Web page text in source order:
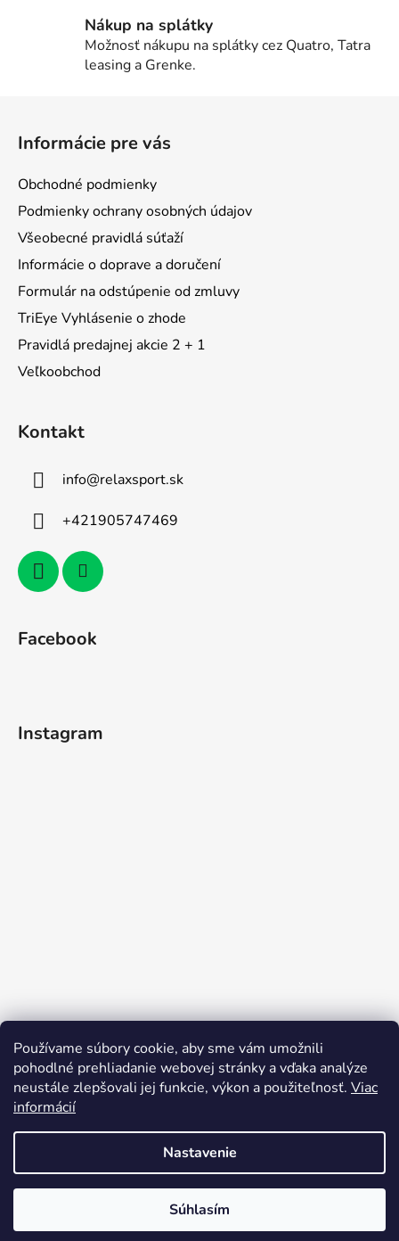
Používame súbory cookie, aby sme vám umožnili
pohodlné prehliadanie webovej stránky a vďaka analýze
neustále zlepšovali jej funkcie, výkon a použiteľnosť. Viac
informácií
Nastavenie
Súhlasím
Nákup na splátky
Možnosť nákupu na splátky cez Quatro, Tatra
leasing a Grenke.
Informácie pre vás
Obchodné podmienky
Podmienky ochrany osobných údajov
Všeobecné pravidlá súťaží
Informácie o doprave a doručení
Formulár na odstúpenie od zmluvy
TriEye Vyhlásenie o zhode
Pravidlá predajnej akcie 2 + 1
Veľkoobchod
Kontakt
info@relaxsport.sk
+421905747469
Facebook
Instagram
Sledovať na Instagrame
Vytvoril Shoptet
Copyright 2026RELAXSPORT. Všetky práva vyhradené.